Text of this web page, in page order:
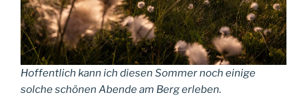
Hoffentlich kann ich diesen Sommer noch einige
solche schönen Abende am Berg erleben.